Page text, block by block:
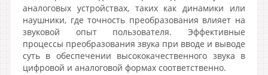
аналоговых устройствах, таких как динамики или
наушники, где точность преобразования влияет на
звуковой опыт пользователя. Эффективные
процессы преобразования звука при вводе и выводе
суть в обеспечении высококачественного звука в
цифровой и аналоговой формах соответственно.